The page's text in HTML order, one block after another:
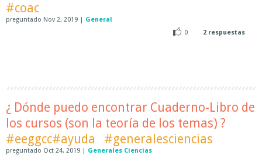
#coac
preguntado Nov 2, 2019 | General
0
2 respuestas
¿ Dónde puedo encontrar Cuaderno-Libro de
los cursos (son la teoría de los temas) ?
#eeggcc#ayuda
#generalesciencias
preguntado Oct 24, 2019 | Generales Ciencias